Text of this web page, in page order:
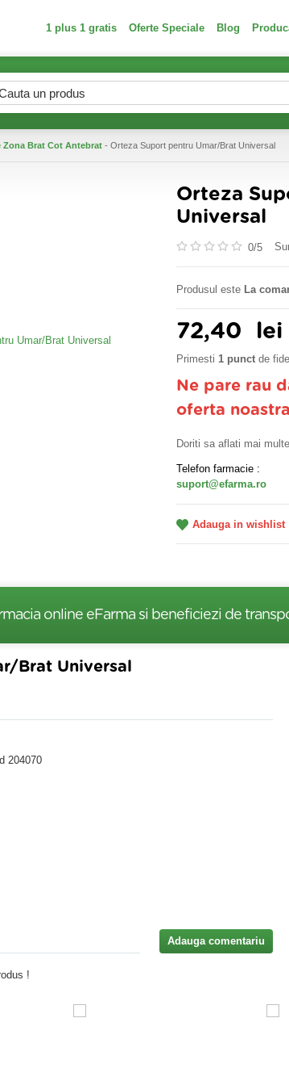
1 plus 1 gratis Oferte Speciale Blog
Zona Brat Cot Antebrat - Orteza Suport pentru Umar/Brat Universal
Orteza
Universal
0/5
Produsul este La
72,40 lei
Primesti 1 punct de
Ne pare rau
oferta
Doriti sa aflati mai
Telefon farmacie :
suport@efarma.ro
Adauga in wishlist
online eFarma si beneficiezi de
Brat Universal
204070
Adauga comentariu
!